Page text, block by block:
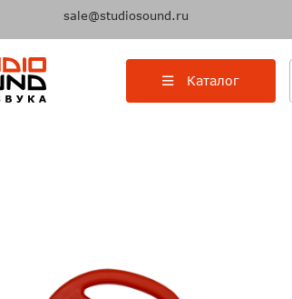
sale@studiosound.ru
Каталог